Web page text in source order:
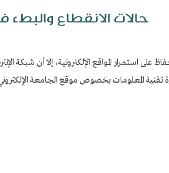
حالات الانقطاع والبطء
على استمرار المواقع الإلكترونية، إلا أن
تقنية المعلومات بخصوص موقع الجامعة